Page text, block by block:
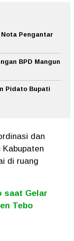
Nota Pengantar
BPD Mangun
Pidato Bupati
dan
Kabupaten
di ruang
saat Gelar
Tebo